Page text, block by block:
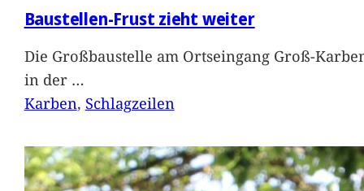
Baustellen-Frust zieht weiter
Die Großbaustelle am Ortseingang Groß-
in der …
Karben, Schlagzeilen